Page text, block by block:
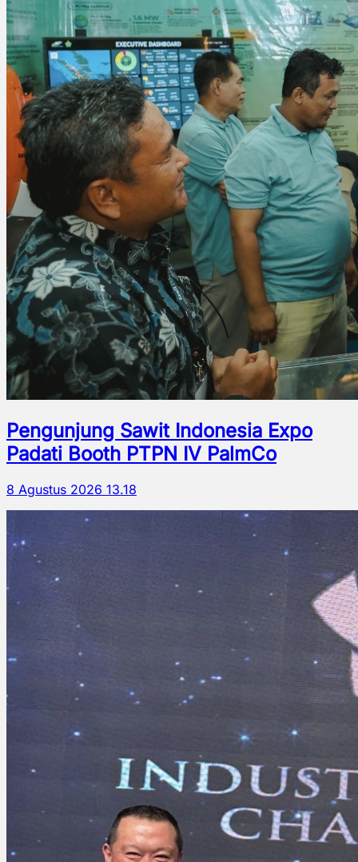
Pengunjung Sawit Indonesia Expo
Padati Booth PTPN IV PalmCo
8 Agustus 2026 13.18